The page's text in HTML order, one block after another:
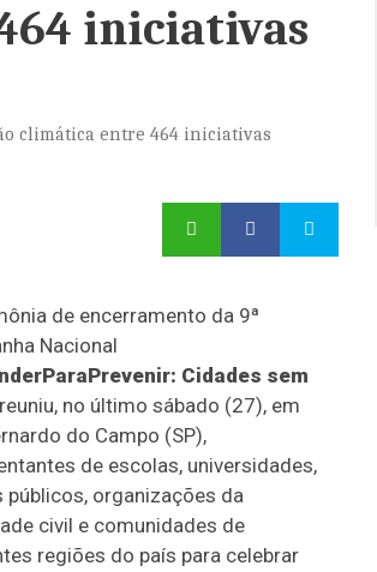
iniciativas
climática entre 464 iniciativas
de encerramento da 9ª
Nacional
Cidades sem
reuniu, no último sábado (27), em
do Campo (SP),
de escolas, universidades,
públicos, organizações da
civil e comunidades de
regiões do país para celebrar